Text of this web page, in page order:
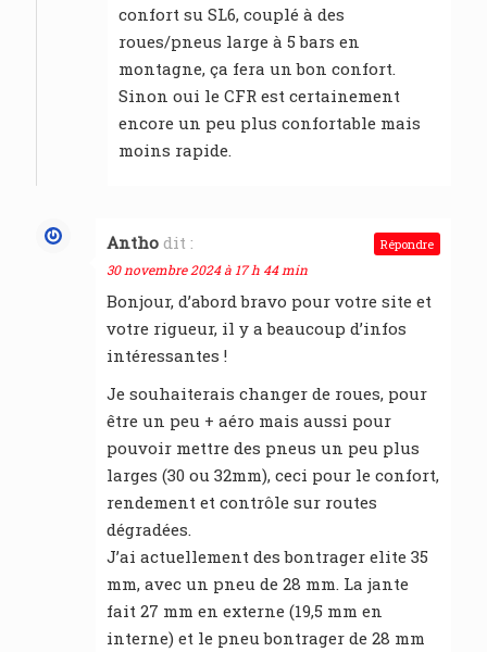
confort su SL6, couplé à des
roues/pneus large à 5 bars en
montagne, ça fera un bon confort.
Sinon oui le CFR est certainement
encore un peu plus confortable mais
moins rapide.
Antho dit :
30 novembre 2024 à 17 h 44 min
Bonjour, d’abord bravo pour votre site et
votre rigueur, il y a beaucoup d’infos
intéressantes !
Je souhaiterais changer de roues, pour
être un peu + aéro mais aussi pour
pouvoir mettre des pneus un peu plus
larges (30 ou 32mm), ceci pour le confort,
rendement et contrôle sur routes
dégradées.
J’ai actuellement des bontrager elite 35
mm, avec un pneu de 28 mm. La jante
fait 27 mm en externe (19,5 mm en
interne) et le pneu bontrager de 28 mm
Répondre